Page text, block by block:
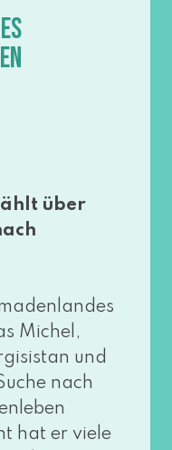
über
Michel,
und
nach
hat er vie­le